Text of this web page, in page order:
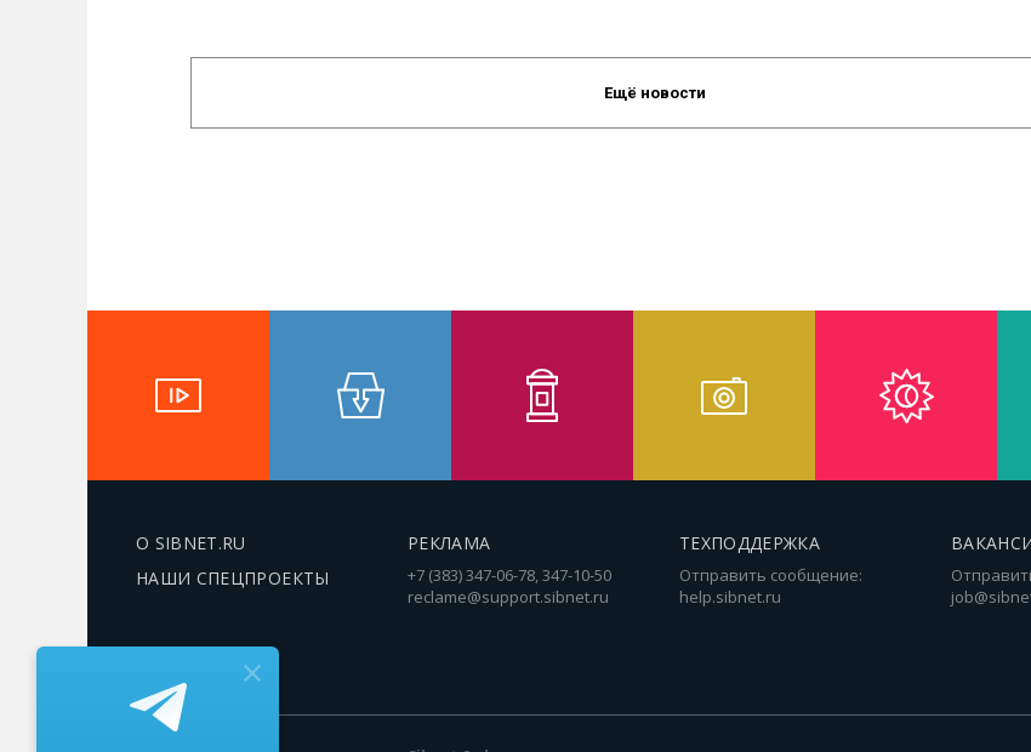
Ещё новости
О SIBNET.RU
НАШИ СПЕЦПРОЕКТЫ
РЕКЛАМА
+7 (383) 347-06-78, 347-10-50
reclame@support.sibnet.ru
ТЕХПОДДЕРЖКА
Отправить сообщение:
help.sibnet.ru